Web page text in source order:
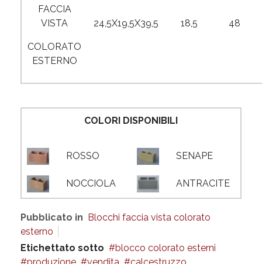
FACCIA
VISTA
COLORATO
ESTERNO
24,5X19,5X39,5 18,5 48
COLORI DISPONIBILI
ROSSO SENAPE
NOCCIOLA ANTRACITE
Pubblicato in Blocchi faccia vista colorato
esterno
Etichettato sotto
blocco colorato esterni